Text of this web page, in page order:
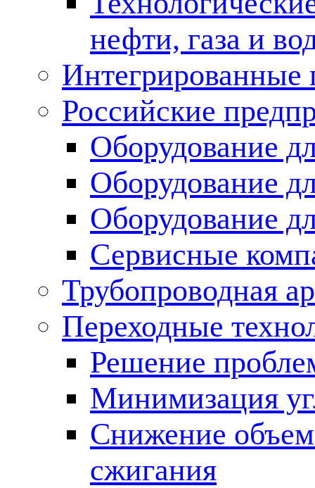
нефти, газа и
Российские
Оборудование
Оборудование
Оборудование
Сервисные
Трубопроводная
Переходные
Решение
Минимизация
Снижение
сжигания